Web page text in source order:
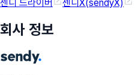
센디 드라이버 센디X(sendyX)
회사 정보